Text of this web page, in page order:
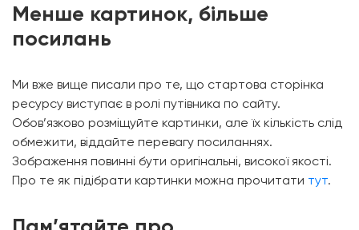
Менше картинок, більше
посилань
Ми вже вище писали про те, що стартова сторінка
ресурсу виступає в ролі путівника по сайту.
Обов’язково розміщуйте картинки, але їх кількість слід
обмежити, віддайте перевагу посиланнях.
Зображення повинні бути оригінальні, високої якості.
Про те як підібрати картинки можна прочитати тут.